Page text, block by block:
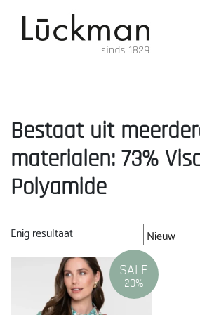
Bestaat uit
materialen: 73%
Polyamide
Enig resultaat
SALE
20%